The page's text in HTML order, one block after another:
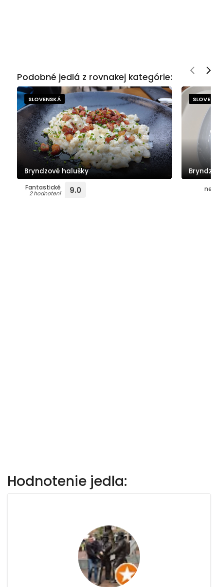
Podobné jedlá z rovnakej kategórie:
SLOVENSKÁ
Bryndzové halušky
Fantastické
2 hodnotení 9.0
Hodnotenie jedla: